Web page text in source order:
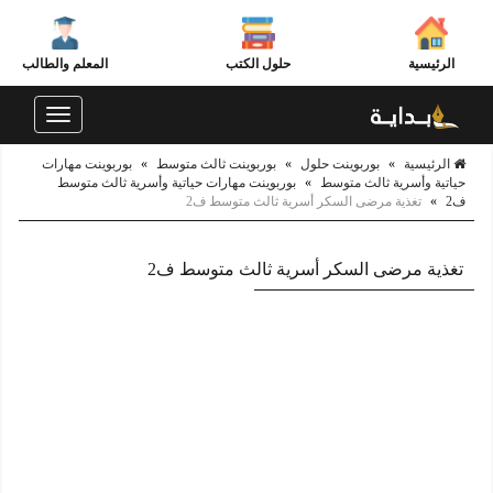
الرئيسية حلول الكتب المعلم والطالب
Toggle
الرئيسية » بوربوينت حلول » بوربوينت ثالث متوسط » بوربوينت مهارات
حياتية وأسرية ثالث متوسط » بوربوينت مهارات حياتية وأسرية ثالث متوسط
ف2
» تغذية مرضى السكر أسرية ثالث متوسط ف2
تغذية مرضى السكر أسرية ثالث متوسط ف2